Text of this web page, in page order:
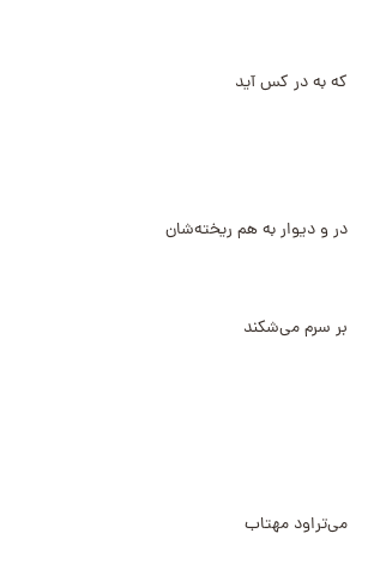
که به در کس آید
در و دیوار به هم ریخته‌شان
بر سرم می‌شکند
می‌تراود مهتاب